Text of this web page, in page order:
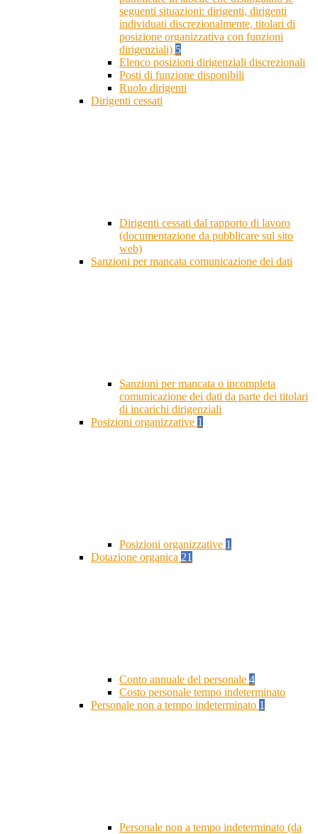
seguenti situazioni: dirigenti, dirigenti
individuati discrezionalmente, titolari di
posizione organizzativa con funzioni
dirigenziali) 5
Elenco posizioni dirigenziali discrezionali
Posti di funzione disponibili
Ruolo dirigenti
Dirigenti cessati
Dirigenti cessati dal rapporto di lavoro
(documentazione da pubblicare sul sito
web)
Sanzioni per mancata comunicazione dei dati
Sanzioni per mancata o incompleta
comunicazione dei dati da parte dei titolari
di incarichi dirigenziali
Posizioni organizzative 1
Posizioni organizzative 1
Dotazione organica 21
Conto annuale del personale 4
Costo personale tempo indeterminato
Personale non a tempo indeterminato 1
Personale non a tempo indeterminato (da